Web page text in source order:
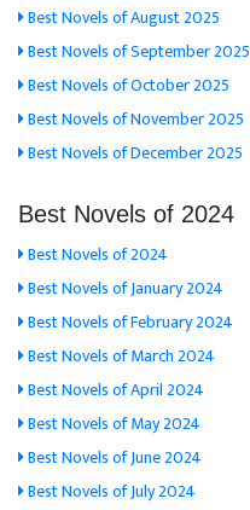
Best Novels of August 2025
Best Novels of September 2025
Best Novels of October 2025
Best Novels of November 2025
Best Novels of December 2025
Best Novels of 2024
Best Novels of 2024
Best Novels of January 2024
Best Novels of February 2024
Best Novels of March 2024
Best Novels of April 2024
Best Novels of May 2024
Best Novels of June 2024
Best Novels of July 2024